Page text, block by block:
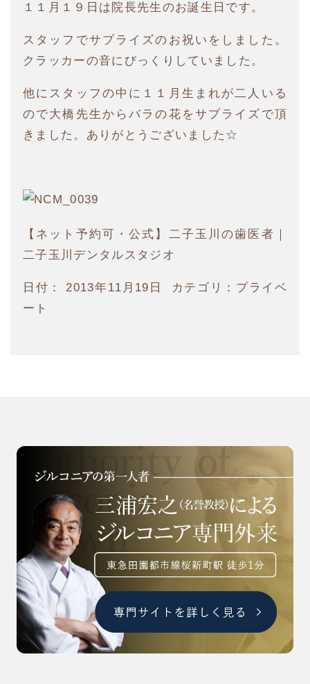
１１月１９日は院長先生のお誕生日です。
スタッフでサプライズのお祝いをしました。
クラッカーの音にびっくりしていました。
他にスタッフの中に１１月生まれが二人いる
ので大橋先生からバラの花をサプライズで頂
きました。ありがとうございました☆
【ネット予約可・公式】二子玉川の歯医者｜
二子玉川デンタルスタジオ
日付： 2013年11月19日 カテゴリ： プライベ
ート